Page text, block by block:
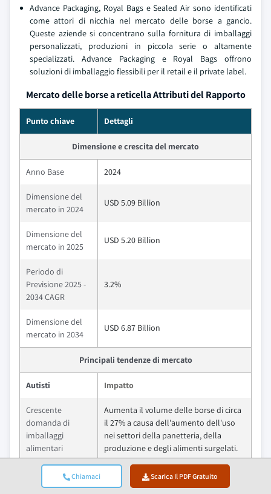
Chiamaci Scarica Il PDF Gratuito
Advance Packaging, Royal Bags e Sealed Air sono identificati
come attori di nicchia nel mercato delle borse a gancio.
Queste aziende si concentrano sulla fornitura di imballaggi
personalizzati, produzioni in piccola serie o altamente
specializzati. Advance Packaging e Royal Bags offrono
soluzioni di imballaggio flessibili per il retail e il private label.
Mercato delle borse a reticella Attributi del Rapporto
Punto chiave Dettagli
Dimensione e crescita del mercato
Anno Base 2024
Dimensione del
mercato in 2024
USD 5.09 Billion
Dimensione del
mercato in 2025
USD 5.20 Billion
Periodo di
Previsione 2025 -
2034 CAGR
3.2%
Dimensione del
mercato in 2034
USD 6.87 Billion
Principali tendenze di mercato
Autisti Impatto
Crescente
domanda di
imballaggi
alimentari
Aumenta il volume delle borse di circa
il 27% a causa dell'aumento dell'uso
nei settori della panetteria, della
produzione e degli alimenti surgelati.
Espansione del
commercio
Determina un aumento di circa il 30%
nei formati di borse durevoli ed